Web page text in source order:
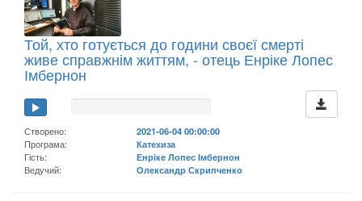
Той, хто готується до години своєї смерті
живе справжнім життям, - отець Енріке Лопес
Імбернон
Створено:
2021-06-04 00:00:00
Програма:
Катехиза
Гість:
Енріке Лопес Імбернон
Ведучий:
Олександр Скрипченко